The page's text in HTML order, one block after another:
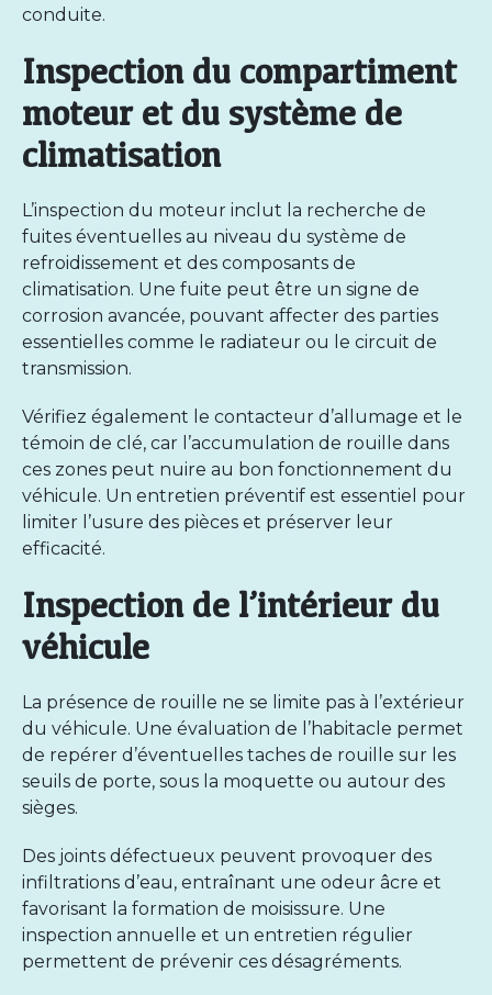
conduite.
Inspection du compartiment
moteur et du système de
climatisation
L’inspection du moteur inclut la recherche de
fuites éventuelles au niveau du système de
refroidissement et des composants de
climatisation. Une fuite peut être un signe de
corrosion avancée, pouvant affecter des parties
essentielles comme le radiateur ou le circuit de
transmission.
Vérifiez également le contacteur d’allumage et le
témoin de clé, car l’accumulation de rouille dans
ces zones peut nuire au bon fonctionnement du
véhicule. Un entretien préventif est essentiel pour
limiter l’usure des pièces et préserver leur
efficacité.
Inspection de l’intérieur du
véhicule
La présence de rouille ne se limite pas à l’extérieur
du véhicule. Une évaluation de l’habitacle permet
de repérer d’éventuelles taches de rouille sur les
seuils de porte, sous la moquette ou autour des
sièges.
Des joints défectueux peuvent provoquer des
infiltrations d’eau, entraînant une odeur âcre et
favorisant la formation de moisissure. Une
inspection annuelle et un entretien régulier
permettent de prévenir ces désagréments.